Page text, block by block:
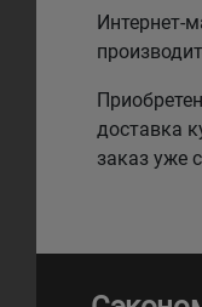
Интернет-
доставка
заказ уже